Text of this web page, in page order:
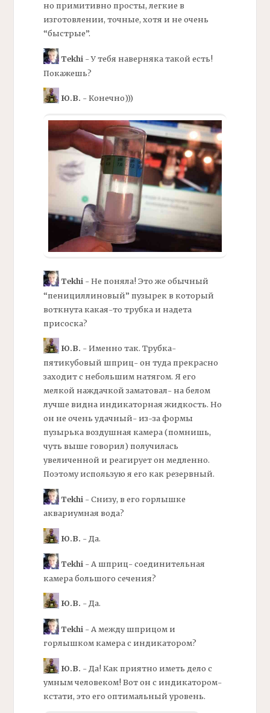
но примитивно просты, легкие в
изготовлении, точные, хотя и не очень
“быстрые”.
Tekhi- У тебя наверняка такой есть!
Покажешь?
Ю.В. - Конечно)))
Tekhi- Не поняла! Это же обычный
“пенициллиновый” пузырек в который
воткнута какая-то трубка и надета
присоска?
Ю.В. - Именно так. Трубка-
пятикубовый шприц- он туда прекрасно
заходит с небольшим натягом. Я его
мелкой наждачкой заматовал- на белом
лучше видна индикаторная жидкость. Но
он не очень удачный- из-за формы
пузырька воздушная камера (помнишь,
чуть выше говорил) получилась
увеличенной и реагирует он медленно.
Поэтому использую я его как резервный.
Tekhi - Снизу, в его горлышке
аквариумная вода?
Ю.В. - Да.
Tekhi- А шприц- соединительная
камера большого сечения?
Ю.В. - Да.
Tekhi - А между шприцом и
горлышком камера с индикатором?
Ю.В. - Да! Как приятно иметь дело с
умным человеком! Вот он с индикатором-
кстати, это его оптимальный уровень.